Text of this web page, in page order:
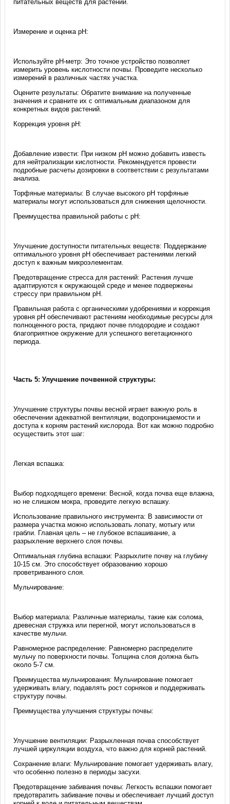
питательных веществ для растений.
Измерение и оценка pH:
Используйте pH-метр: Это точное устройство позволяет
измерить уровень кислотности почвы. Проведите несколько
измерений в различных частях участка.
Оцените результаты: Обратите внимание на полученные
значения и сравните их с оптимальным диапазоном для
конкретных видов растений.
Коррекция уровня pH:
Добавление извести: При низком pH можно добавить известь
для нейтрализации кислотности. Рекомендуется провести
подробные расчеты дозировки в соответствии с результатами
анализа.
Торфяные материалы: В случае высокого pH торфяные
материалы могут использоваться для снижения щелочности.
Преимущества правильной работы с pH:
Улучшение доступности питательных веществ: Поддержание
оптимального уровня pH обеспечивает растениями легкий
доступ к важным микроэлементам.
Предотвращение стресса для растений: Растения лучше
адаптируются к окружающей среде и менее подвержены
стрессу при правильном pH.
Правильная работа с органическими удобрениями и коррекция
уровня pH обеспечивают растениям необходимые ресурсы для
полноценного роста, придают почве плодородие и создают
благоприятное окружение для успешного вегетационного
периода.
Часть 5: Улучшение почвенной структуры:
Улучшение структуры почвы весной играет важную роль в
обеспечении адекватной вентиляции, водопроницаемости и
доступа к корням растений кислорода. Вот как можно подробно
осуществить этот шаг:
Легкая вспашка:
Выбор подходящего времени: Весной, когда почва еще влажна,
но не слишком мокра, проведите легкую вспашку.
Использование правильного инструмента: В зависимости от
размера участка можно использовать лопату, мотыгу или
грабли. Главная цель – не глубокое вспашивание, а
разрыхление верхнего слоя почвы.
Оптимальная глубина вспашки: Разрыхлите почву на глубину
10-15 см. Это способствует образованию хорошо
проветриванного слоя.
Мульчирование:
Выбор материала: Различные материалы, такие как солома,
древесная стружка или перегной, могут использоваться в
качестве мульчи.
Равномерное распределение: Равномерно распределите
мульчу по поверхности почвы. Толщина слоя должна быть
около 5-7 см.
Преимущества мульчирования: Мульчирование помогает
удерживать влагу, подавлять рост сорняков и поддерживать
структуру почвы.
Преимущества улучшения структуры почвы:
Улучшение вентиляции: Разрыхленная почва способствует
лучшей циркуляции воздуха, что важно для корней растений.
Сохранение влаги: Мульчирование помогает удерживать влагу,
что особенно полезно в периоды засухи.
Предотвращение забивания почвы: Легкость вспашки помогает
предотвратить забивание почвы и обеспечивает лучший доступ